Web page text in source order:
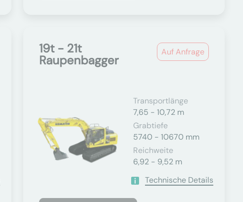
Auf Anfrage
19t - 21t
Raupenbagger
Transportlänge
7,65 - 10,72 m
Grabtiefe
5740 - 10670 mm
Reichweite
6,92 - 9,52 m
Technische Details